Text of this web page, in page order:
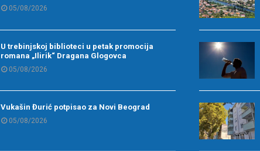
05/08/2026
U trebinjskoj biblioteci u petak promocija
romana „Ilirik“ Dragana Glogovca
05/08/2026
Vukašin Đurić potpisao za Novi Beograd
05/08/2026